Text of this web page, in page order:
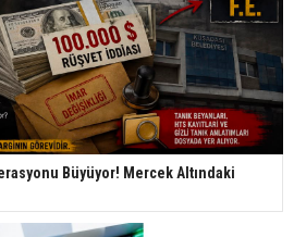
Büyüyor! Mercek Altındaki